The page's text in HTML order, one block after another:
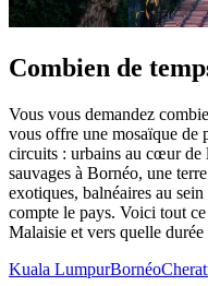
Combien de
Vous vous demandez
vous offre une mosaïque de
circuits : urbains au cœur
sauvages à Bornéo, une
exotiques, balnéaires au
compte le pays. Voici tout
Malaisie et vers quelle
Kuala LumpurBornéo